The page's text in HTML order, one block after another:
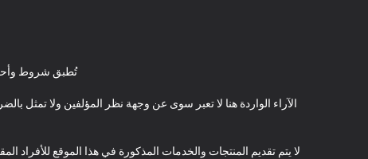
تُطبق شروط
الآراء الواردة هنا لا تعبر سوى عن وجهة نظر المؤلفين ولا تمثل
لا يتم تقديم المنتجات والخدمات المذكورة في هذا الموقع للأفراد